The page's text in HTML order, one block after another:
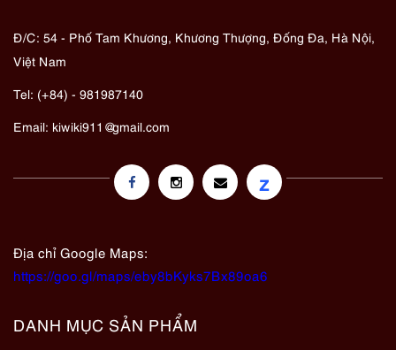
Đ/C: 54 - Phố Tam Khương, Khương Thượng, Đống Đa, Hà Nội,
Việt Nam
Tel: (+84) - 981987140
Email: kiwiki911@gmail.com
z
Địa chỉ Google Maps:
https://goo.gl/maps/eby8bKyks7Bx89oa6
DANH MỤC SẢN PHẨM